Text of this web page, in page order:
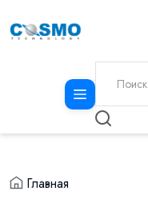
Главная